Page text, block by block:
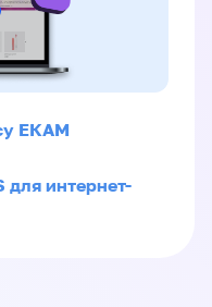
ЕКАМ
для интернет-